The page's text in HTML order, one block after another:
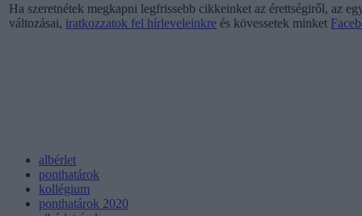
Ha szeretnétek megkapni legfrissebb cikkeinket az érettségiről, az
változásai, iratkozzatok fel hírleveleinkre és kövessetek minket
albérlet
ponthatárok
kollégium
ponthatárok 2020